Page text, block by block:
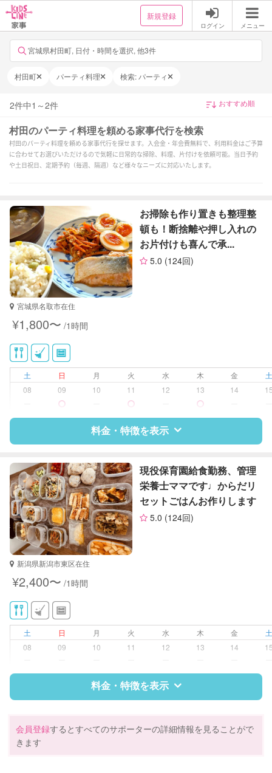
新規登録
ログイン メニュー
宮城県村田町, 日付・時間を選択, 他3件
村田町 パーティ料理 検索: パーティ
2件中1 ～2件
村田のパーティ料理を頼める家事代行を検索
村田のパーティ料理を頼める家事代行を探せます。入会金・年会費無料で、利用料金はご予算
に合わせてお選びいただけるので気軽に日常的な掃除、料理、片付けを依頼可能。当日予約
や土日祝日、定期予約（毎週、隔週）など様々なニーズに対応いたします。
お掃除も作り置きも整理整
頓も！断捨離や押し入れの
お片付けも喜んで承...
5.0 (124回)
宮城県名取市在住
¥1,800〜 /1時間
土 日 月 火 水 木 金
08
09 10 11 12 13 14
料金・特徴を表示
特徴 料金 レビュー
サポートの特徴
資格 なし
対応可能/特徴
掃除（洗面所、お風呂場、お手洗
ゴミの分別/ゴミ出し
近隣買い物
家庭料理
早朝対応
夜間対応
現役保育園給食勤務、管理
栄養士ママです♩からだリ
セットごはんお作りします
5.0 (124回)
新潟県新潟市東区在住
¥2,400〜 /1時間
土 日 月 火 水 木 金
08
09 10 11 12 13 14
料金・特徴を表示
会員登録するとすべてのサポーターの詳細情報を見ることがで
きます